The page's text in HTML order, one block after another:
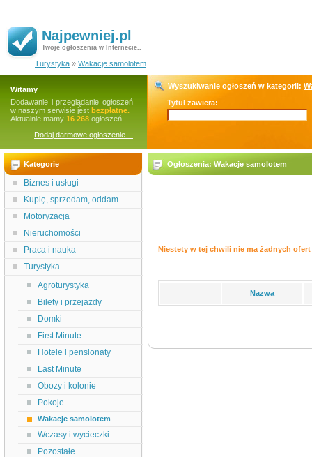
Najpewniej.pl
Twoje ogłoszenia w Internecie..
Turystyka » Wakacje samolotem
Witamy
Dodawanie i przeglądanie ogłoszeń
w naszym serwisie jest bezpłatne.
Aktualnie mamy 16 268 ogłoszeń.
Dodaj darmowe ogłoszenie…
Wyszukiwanie ogłoszeń w kategorii:
Tytuł zawiera:
Kategorie
Biznes i usługi
Kupię, sprzedam, oddam
Motoryzacja
Nieruchomości
Praca i nauka
Turystyka
Agroturystyka
Bilety i przejazdy
Domki
First Minute
Hotele i pensionaty
Last Minute
Obozy i kolonie
Pokoje
Wakacje samolotem
Wczasy i wycieczki
Pozostałe
Ogłoszenia: Wakacje samolotem
Niestety w tej chwili nie ma żadnych
Nazwa